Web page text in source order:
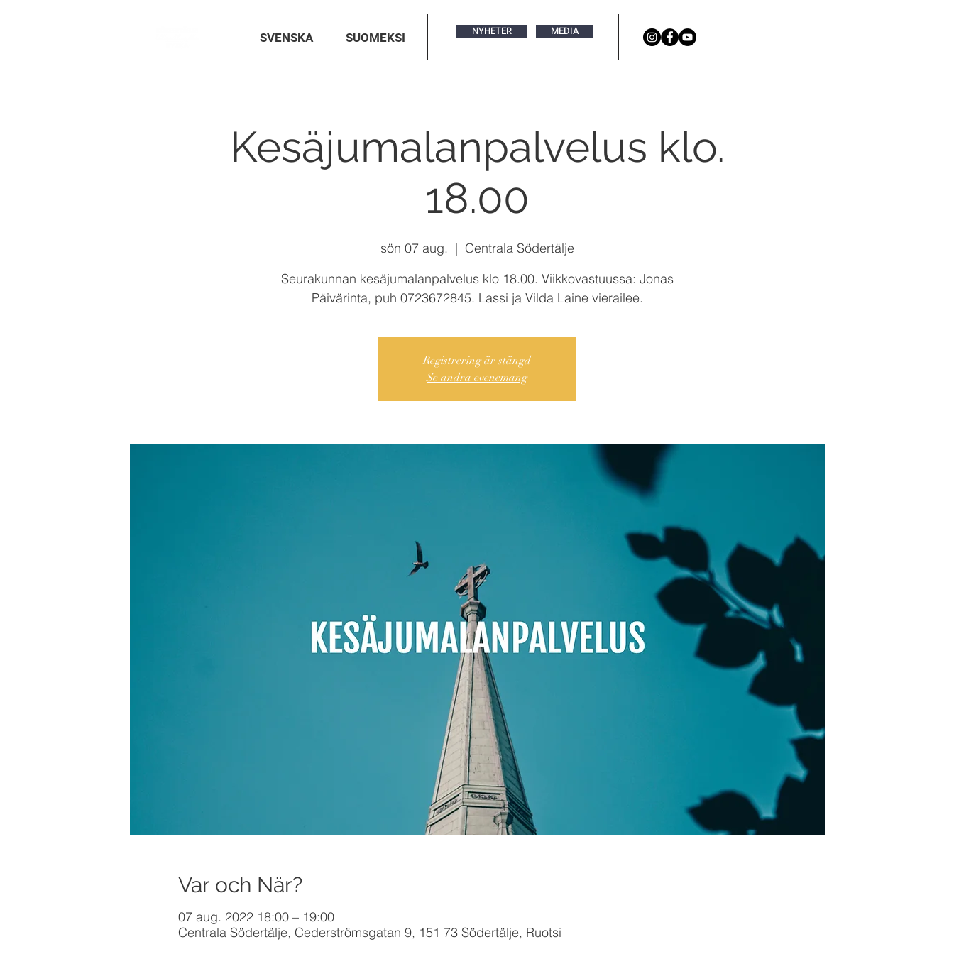
SVENSKA SUOMEKSI NYHETER MEDIA
Kesäjumalanpalvelus klo.
18.00
sön 07 aug.
  |
Centrala Södertälje
Seurakunnan kesäjumalanpalvelus klo 18.00. Viikkovastuussa: Jonas
Päivärinta, puh 0723672845. Lassi ja Vilda Laine vierailee.
Registrering är stängd
Se andra evenemang
Var och När?
07 aug. 2022 18:00 – 19:00
Centrala Södertälje, Cederströmsgatan 9, 151 73 Södertälje, Ruotsi